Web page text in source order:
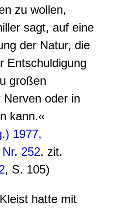
zu wollen,
sagt, auf eine
der Natur, die
Entschuldigung
großen
oder in
kann.«
1977,
252, zit.
, S. 105)
hatte mit